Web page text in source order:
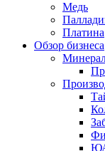
Медь
Платина
Обзор бизнеса